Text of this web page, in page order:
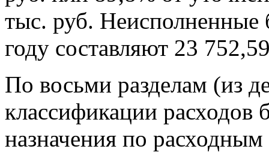
тыс. руб. Неисполненные
году составляют 23
По восьми разделам (из
классификации
назначения по расходным